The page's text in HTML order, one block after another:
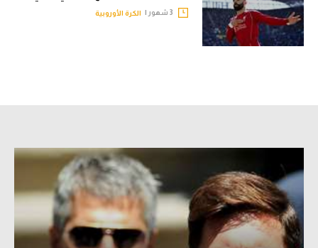
كرة طائرة
الوطن العربي
ركن الألعاب
أقسام خاصة
الكرة الأوروبية